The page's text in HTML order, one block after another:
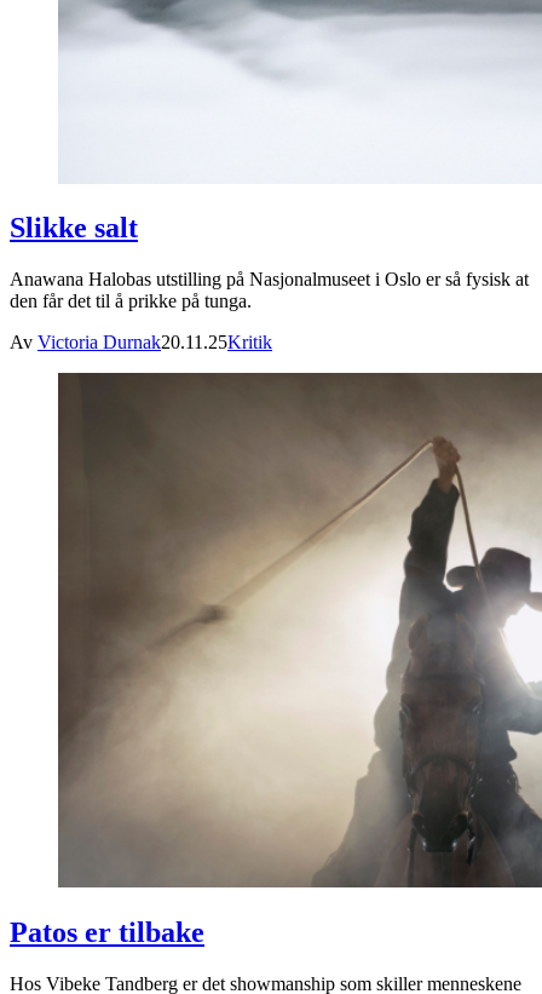
Slikke salt
Anawana Halobas utstilling på Nasjonalmuseet i Oslo er så fysisk at
den får det til å prikke på tunga.
Av Victoria Durnak20.11.25Kritik
Patos er tilbake
Hos Vibeke Tandberg er det showmanship som skiller menneskene